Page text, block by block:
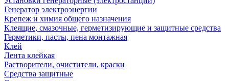
Генератор электроэнергии
Крепеж и химия общего назначения
Клеящие, смазочные, герметизирующие и защитные средства
Герметики, пасты, пена монтажная
Клей
Лента клейкая
Растворители, очистители, краски
Средства защитные